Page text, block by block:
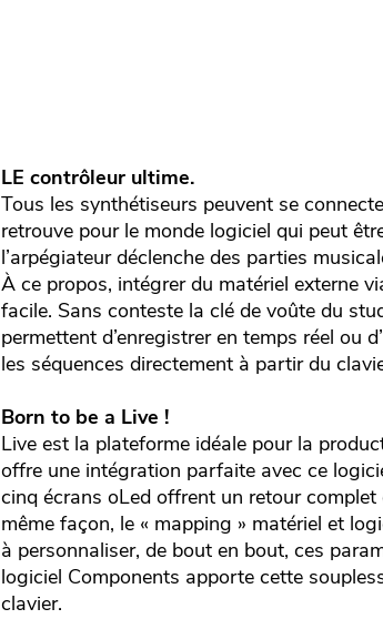
LE contrôleur ultime.
Tous les synthétiseurs peuvent se
retrouve pour le monde logiciel qui peut
l’arpégiateur déclenche des parties
À ce propos, intégrer du matériel externe
facile. Sans conteste la clé de voûte du
permettent d’enregistrer en temps réel ou
les séquences directement à partir du
Born to be a Live !
Live est la plateforme idéale pour la
offre une intégration parfaite avec ce
cinq écrans oLed offrent un retour
même façon, le « mapping » matériel et
à personnaliser, de bout en bout, ces
logiciel Components apporte cette
clavier.